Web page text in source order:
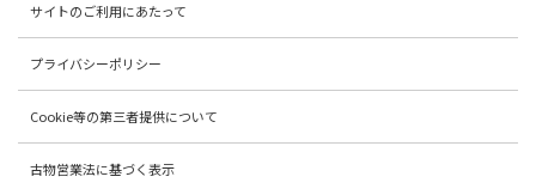
サイトのご利用にあたって
プライバシーポリシー
Cookie等の第三者提供について
古物営業法に基づく表示